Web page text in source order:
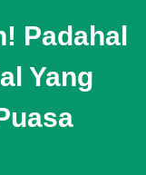
Padahal
Yang